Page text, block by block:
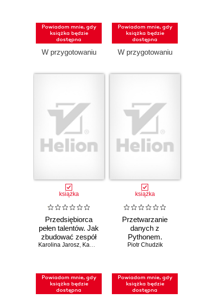
rozszerzone
Powiadom mnie, gdy
książka będzie
dostępna
W przygotowaniu
Powiadom mnie, gdy
książka będzie
dostępna
W przygotowaniu
książka
Przedsiębiorca
pełen talentów. Jak
zbudować zespół
na mocnych
Karolina Jarosz, Kamila Rowińska
Powiadom mnie, gdy
książka będzie
dostępna
książka
Przetwarzanie
danych z
Pythonem.
Praktyczny
Dask, Polars i
PySpark
Piotr Chudzik
Powiadom mnie, gdy
książka będzie
dostępna